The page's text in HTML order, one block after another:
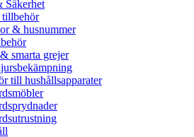
Säkerhet
& husnummer
smarta grejer
till hushållsapparater